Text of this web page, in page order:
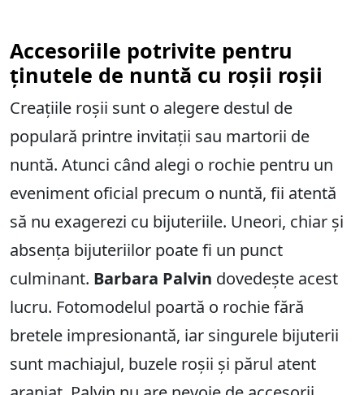
Accesoriile potrivite pentru
ținutele de nuntă cu roșii roșii
Creațiile roșii sunt o alegere destul de
populară printre invitații sau martorii de
nuntă. Atunci când alegi o rochie pentru un
eveniment oficial precum o nuntă, fii atentă
să nu exagerezi cu bijuteriile. Uneori, chiar și
absența bijuteriilor poate fi un punct
culminant. Barbara Palvin dovedește acest
lucru. Fotomodelul poartă o rochie fără
bretele impresionantă, iar singurele bijuterii
sunt machiajul, buzele roșii și părul atent